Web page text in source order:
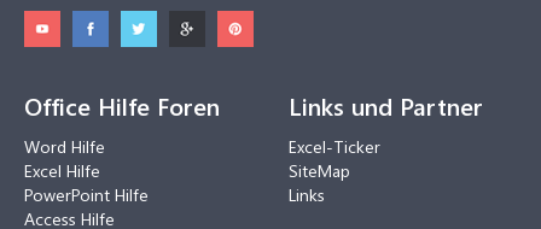
Office Hilfe Foren
Word Hilfe
Excel Hilfe
PowerPoint Hilfe
Access Hilfe
Links und Partner
Excel-Ticker
SiteMap
Links